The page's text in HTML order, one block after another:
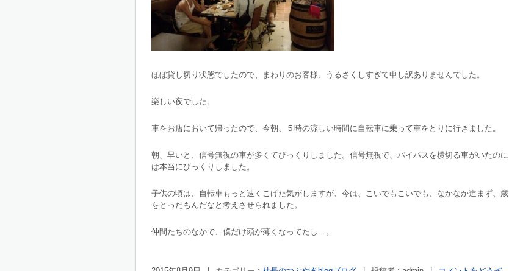
ほぼ貸し切り状態でしたので、まわりのお客様、うるさくしすぎて申し訳ありませんでした。
楽しい夜でした。
車をお店において帰ったので、今朝、５時の涼しい時間に自転車に乗って車をとりに行きました。
朝、早いと、信号無視の車が多くてびっくりしました。信号無視で、バイパスを横切る車がいたのに
は本当にびっくりしました。
子供の頃は、自転車もっと速くこげた気がしますが、今は、こいでもこいでも、なかなか進まず、歳
をとったもんだなと考えさせられました。
仲間たちのなかで、僕だけ頭が薄くなってたし…。